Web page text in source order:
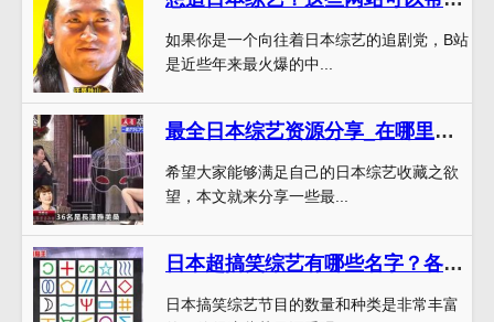
如果你是一个向往着日本综艺的追剧党，B站
是近些年来最火爆的中...
最全日本综艺资源分享_在哪里看啊网站推荐
希望大家能够满足自己的日本综艺收藏之欲
望，本文就来分享一些最...
日本超搞笑综艺有哪些名字？各种无厘头综艺等你来围观
日本搞笑综艺节目的数量和种类是非常丰富